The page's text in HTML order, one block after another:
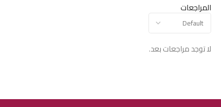
المراجعات
لا توجد مراجعات بعد.